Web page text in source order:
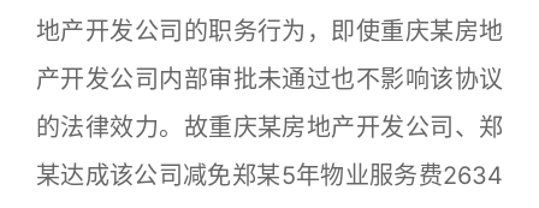
地产开发公司的职务行为，即使重庆某房地
产开发公司内部审批未通过也不影响该协议
的法律效力。故重庆某房地产开发公司、郑
某达成该公司减免郑某5年物业服务费2634